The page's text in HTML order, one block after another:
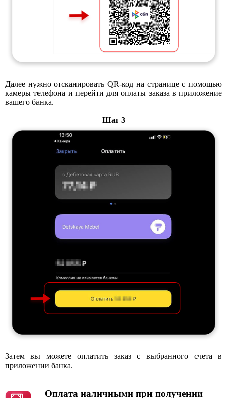
Далее нужно отсканировать QR-код на странице с помощью
камеры телефона и перейти для оплаты заказа в приложение
вашего банка.
Шаг 3
Затем вы можете оплатить заказ с выбранного счета в
приложении банка.
Оплата наличными при получении